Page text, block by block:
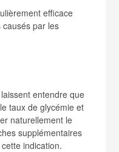
efficace
par les
entendre que
taux de glycémie et
naturellement le
supplémentaires
indication.